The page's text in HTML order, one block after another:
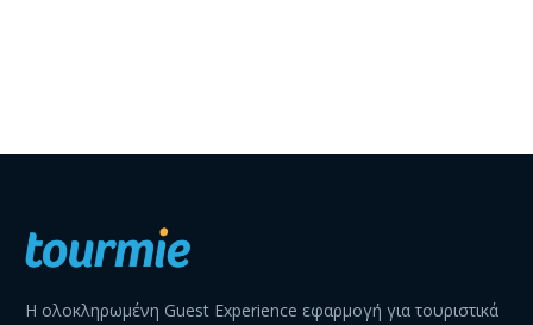
Η ολοκληρωμένη Guest Experience εφαρμογή για τουριστικά